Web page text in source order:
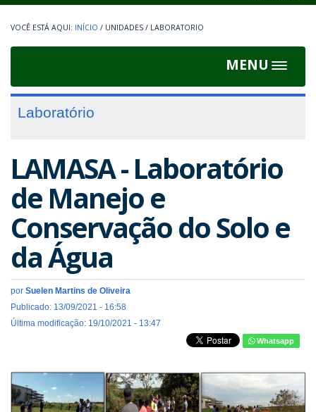
INÍCIO / UNIDADES / LABORATORIO
MENU
Toggle
Laboratório
LAMASA - Laboratório
de Manejo e
Conservação do Solo e
da Água
por Suelen Martins de Oliveira
Publicado: 13/09/2021 - 16:58
Última modificação: 19/10/2021 - 13:47
Whatsapp